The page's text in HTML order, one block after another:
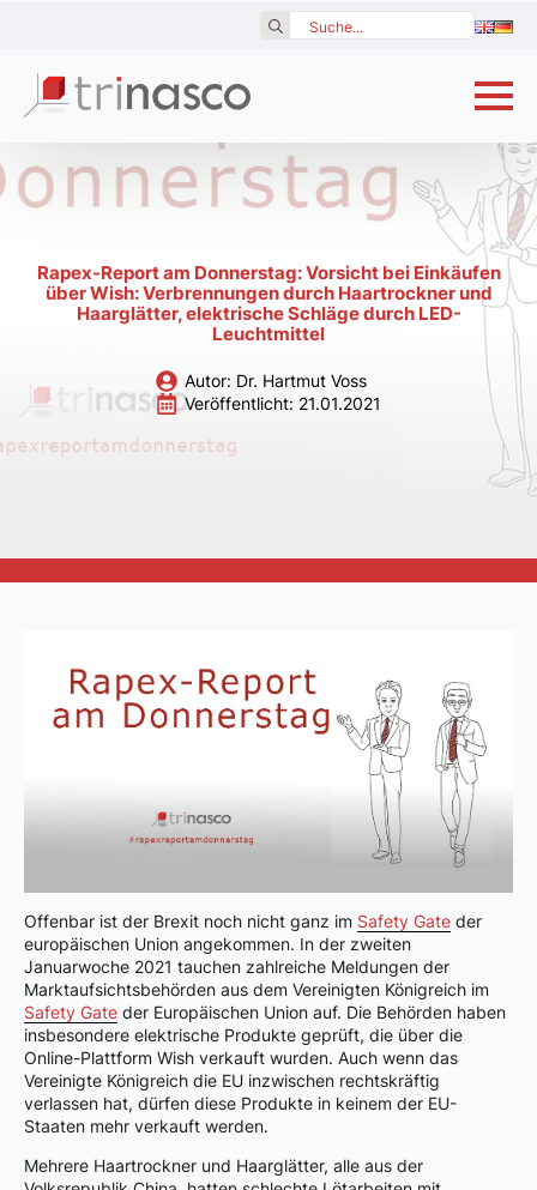
Search
Rapex-Report am Donnerstag: Vorsicht bei Einkäufen
über Wish: Verbrennungen durch Haartrockner und
Haarglätter, elektrische Schläge durch LED-
Leuchtmittel
Autor: Dr. Hartmut Voss
Veröffentlicht: 21.01.2021
Offenbar ist der Brexit noch nicht ganz im Safety Gate der
europäischen Union angekommen. In der zweiten
Januarwoche 2021 tauchen zahlreiche Meldungen der
Marktaufsichtsbehörden aus dem Vereinigten Königreich im
Safety Gate der Europäischen Union auf. Die Behörden haben
insbesondere elektrische Produkte geprüft, die über die
Online-Plattform Wish verkauft wurden. Auch wenn das
Vereinigte Königreich die EU inzwischen rechtskräftig
verlassen hat, dürfen diese Produkte in keinem der EU-
Staaten mehr verkauft werden.
Mehrere Haartrockner und Haarglätter, alle aus der